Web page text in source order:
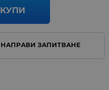
КУПИ
НАПРАВИ ЗАПИТВАНЕ